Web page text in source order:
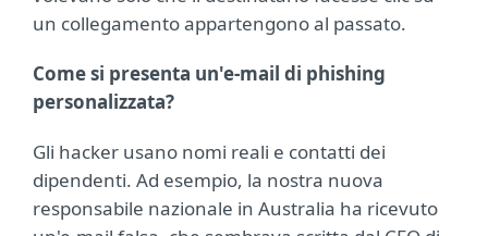
un collegamento appartengono al passato.
Come si presenta un'e-mail di phishing
personalizzata?
Gli hacker usano nomi reali e contatti dei
dipendenti. Ad esempio, la nostra nuova
responsabile nazionale in Australia ha ricevuto